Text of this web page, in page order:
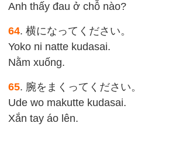
Anh thấy đau ở chỗ nào?
64. 横になってください。
Yoko ni natte kudasai.
Nằm xuống.
65. 腕をまくってください。
Ude wo makutte kudasai.
Xắn tay áo lên.